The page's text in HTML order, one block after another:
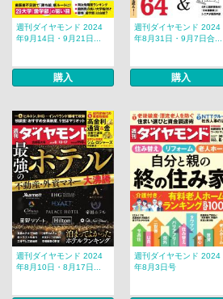
週刊ダイヤモンド 2024
年9月14日・9月21日...
購入
週刊ダイヤモンド 2024
年8月31日・9月7日合...
購入
週刊ダイヤモンド 2024
年8月10日・8月17日...
週刊ダイヤモンド 2024
年8月3日号